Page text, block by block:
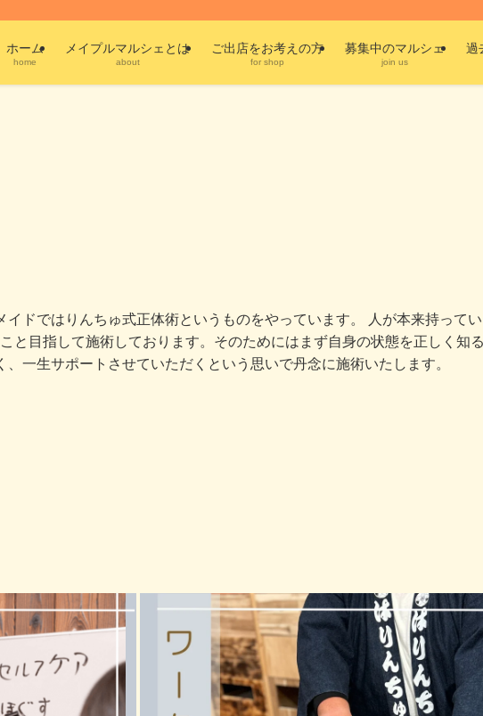
ホーム
home
メイプルマルシェとは
about
ご出店をお考えの方
for shop
募集中のマルシェ
join us
過
ドではりんちゅ式正体術というものをやっています。 人が本来持って
と目指して施術しております。そのためにはまず自身の状態を正しく知
一生サポートさせていただくという思いで丹念に施術いたします。